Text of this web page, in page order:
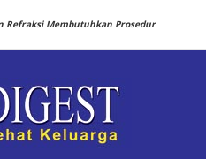
Refraksi Membutuhkan Prosedur